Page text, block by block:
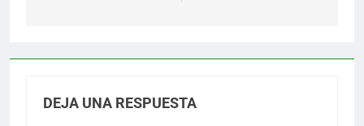
DEJA UNA RESPUESTA